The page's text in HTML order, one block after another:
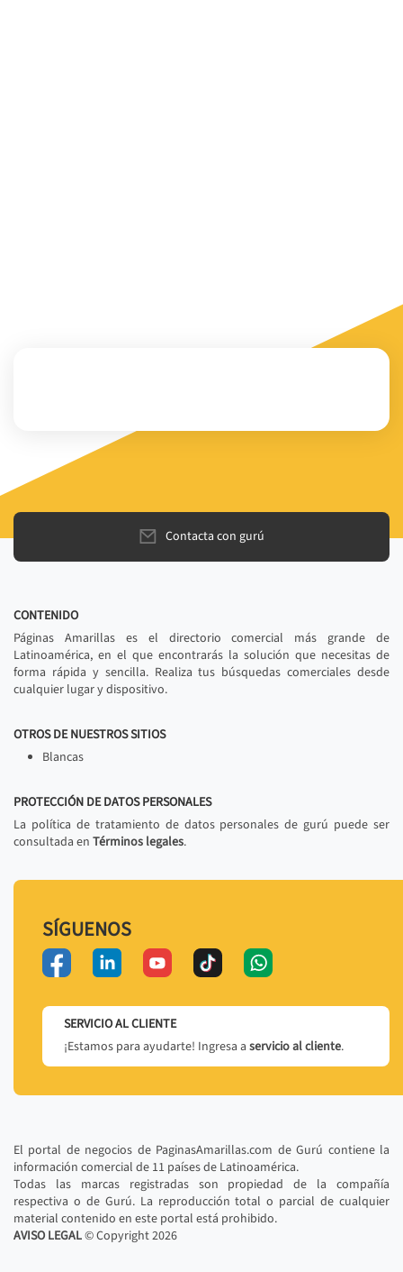
Contacta con gurú
CONTENIDO
Páginas Amarillas es el directorio comercial más grande de
Latinoamérica, en el que encontrarás la solución que necesitas de
forma rápida y sencilla. Realiza tus búsquedas comerciales desde
cualquier lugar y dispositivo.
OTROS DE NUESTROS SITIOS
Blancas
PROTECCIÓN DE DATOS PERSONALES
La política de tratamiento de datos personales de gurú puede ser
consultada en Términos legales.
SÍGUENOS
SERVICIO AL CLIENTE
¡Estamos para ayudarte! Ingresa a servicio al cliente.
El portal de negocios de PaginasAmarillas.com de Gurú contiene la
información comercial de 11 países de Latinoamérica.
Todas las marcas registradas son propiedad de la compañía
respectiva o de Gurú. La reproducción total o parcial de cualquier
material contenido en este portal está prohibido.
AVISO LEGAL© Copyright2026